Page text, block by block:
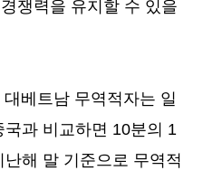
쟁력을 유지할 수 있을
베트남 무역적자는 일
과 비교하면 10분의 1
해 말 기준으로 무역적